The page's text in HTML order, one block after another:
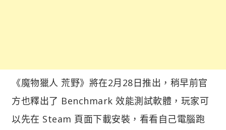
《魔物獵人 荒野》將在2月28日推出，稍早前官
方也釋出了 Benchmark 效能測試軟體，玩家可
以先在 Steam 頁面下載安裝，看看自己電腦跑